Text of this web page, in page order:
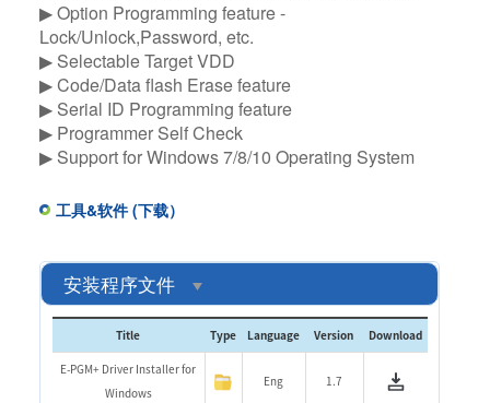
▶ Option Programming feature -
Lock/Unlock,Password, etc.
▶ Selectable Target VDD
▶ Code/Data flash Erase feature
▶ Serial ID Programming feature
▶ Programmer Self Check
▶ Support for Windows 7/8/10 Operating System
工具&软件 (下载）
安装程序文件
Title Type Language Version Download
E-PGM+ Driver Installer for
Windows
Eng 1.7